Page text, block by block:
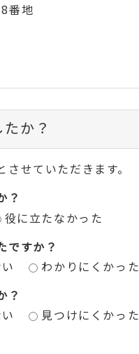
番地
か？
せていただきます。
？
役に立たなかった
ですか？
わかりにくかった
？
見つけにくかった